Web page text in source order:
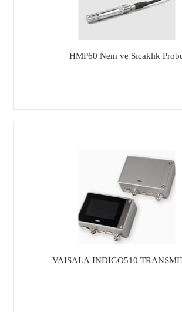
HMP60 Nem ve Sıcaklık
VAISALA INDIGO510